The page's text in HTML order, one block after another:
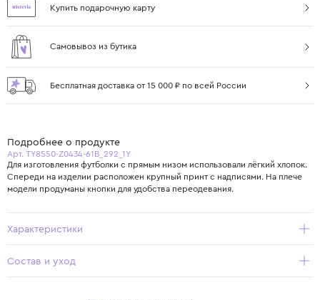
Купить подарочную карту
Самовывоз из бутика
Бесплатная доставка от 15 000 ₽ по всей России
Подробнее о продукте
Арт. TY8550-Z0434-61B_292_1Y
Для изготовления футболки с прямым низом использовали лёгкий хлопок.
Спереди на изделии расположен крупный принт с надписями. На плече
модели продуманы кнопки для удобства переодевания.
Характеристики
Состав и уход